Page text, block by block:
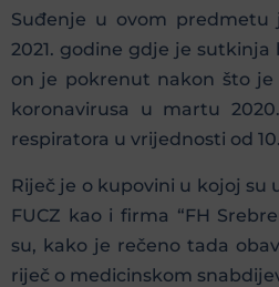
Suđenje u ovom predmetu
2021. godine gdje je sutkinja
on je pokrenut nakon što
koronavirusa u martu
respiratora u vrijednosti od
Riječ je o kupovini u kojoj su
FUCZ kao i firma “FH
su, kako je rečeno tada
riječ o medicinskom